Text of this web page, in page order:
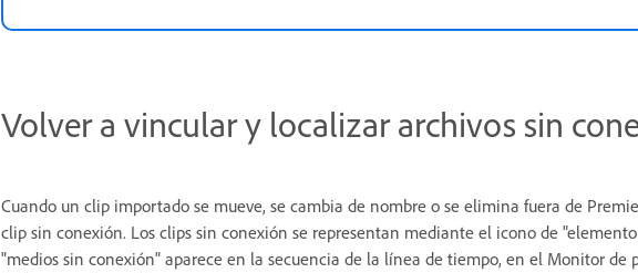
Volver a vincular y localizar archivos sin
Cuando un clip importado se mueve, se cambia de nombre o se elimina fuera de
clip sin conexión. Los clips sin conexión se representan mediante el icono de
"medios sin conexión" aparece en la secuencia de la línea de tiempo, en el Monitor de